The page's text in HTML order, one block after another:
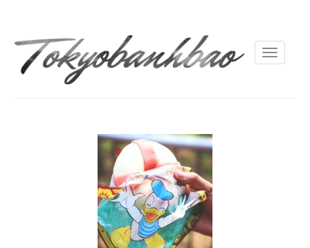
Toggle